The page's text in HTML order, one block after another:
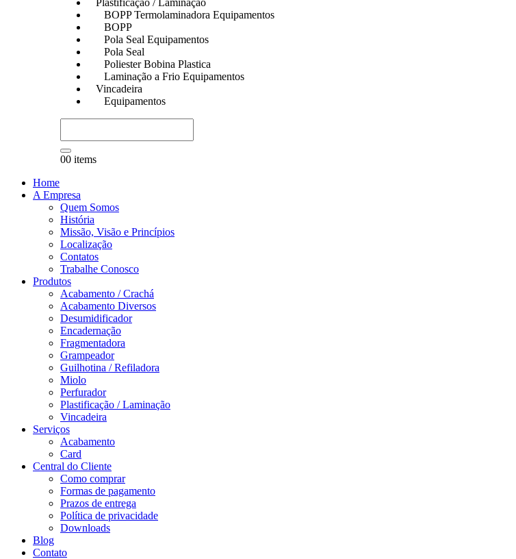
Plastificação / Laminação
BOPP Termolaminadora Equipamentos
BOPP
Pola Seal Equipamentos
Pola Seal
Poliester Bobina Plastica
Laminação a Frio Equipamentos
Vincadeira
Equipamentos
00 items
Home
A Empresa
Quem Somos
História
Missão, Visão e Princípios
Localização
Contatos
Trabalhe Conosco
Produtos
Acabamento / Crachá
Acabamento Diversos
Desumidificador
Encadernação
Fragmentadora
Grampeador
Guilhotina / Refiladora
Miolo
Perfurador
Plastificação / Laminação
Vincadeira
Serviços
Acabamento
Card
Central do Cliente
Como comprar
Formas de pagamento
Prazos de entrega
Política de privacidade
Downloads
Blog
Contato